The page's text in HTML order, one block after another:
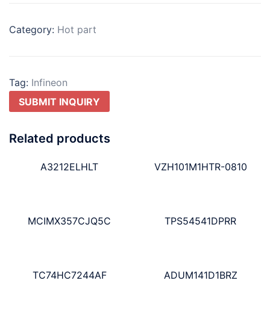
Category: Hot part
Tag: Infineon
SUBMIT INQUIRY
Related products
A3212ELHLT VZH101M1HTR-0810
MCIMX357CJQ5C TPS54541DPRR
TC74HC7244AF ADUM141D1BRZ